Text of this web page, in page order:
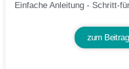
Einfache Anleitung - Schritt-
zum